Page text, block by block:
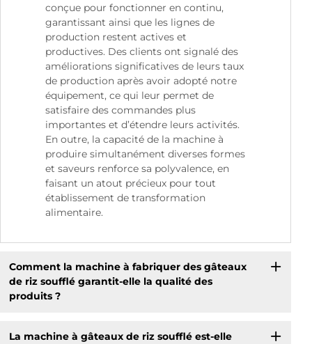
conçue pour fonctionner en continu,
garantissant ainsi que les lignes de
production restent actives et
productives. Des clients ont signalé des
améliorations significatives de leurs taux
de production après avoir adopté notre
équipement, ce qui leur permet de
satisfaire des commandes plus
importantes et d’étendre leurs activités.
En outre, la capacité de la machine à
produire simultanément diverses formes
et saveurs renforce sa polyvalence, en
faisant un atout précieux pour tout
établissement de transformation
alimentaire.
Comment la machine à fabriquer des gâteaux
de riz soufflé garantit-elle la qualité des
produits ?
La machine à gâteaux de riz soufflé est-elle